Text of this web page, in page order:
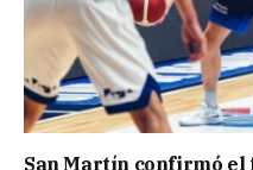
San Martín confirmó el